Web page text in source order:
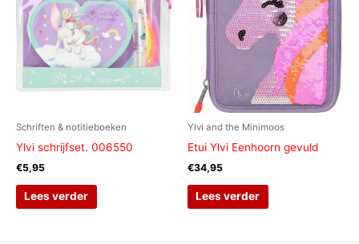
Schriften & notitieboeken
Ylvi schrijfset. 006550
€5,95
Lees verder
Ylvi and the Minimoos
Etui Ylvi Eenhoorn gevuld
€34,95
Lees verder